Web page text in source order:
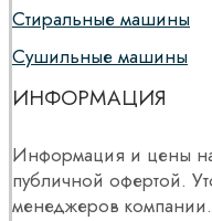
Стиральные машины
Сушильные машины
ИНФОРМАЦИЯ
Информация и цены на
публичной офертой.
менеджеров компании.